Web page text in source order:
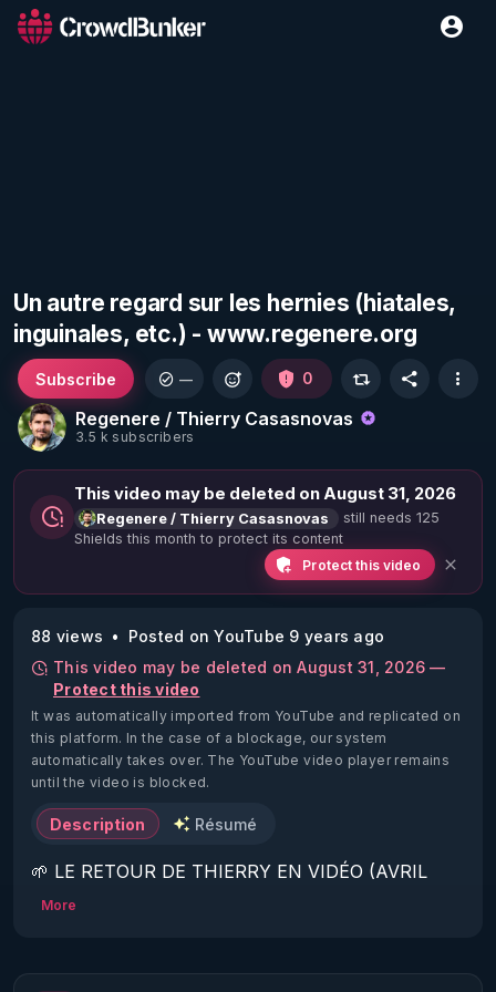
Un autre regard sur les hernies (hiatales,
inguinales, etc.) - www.regenere.org
Regenere / Thierry Casasnovas
3.5 k subscribers
Subscribe — 0
This video may be deleted on August 31, 2026
Regenere / Thierry Casasnovas
still needs 125
Shields this month to protect its content
Protect this video
88 views
Posted on YouTube 9 years ago
This video may be deleted on August 31, 2026 —
Protect this video
It was automatically imported from YouTube and replicated on
this platform. In the case of a blockage, our system
automatically takes over. The YouTube video player remains
until the video is blocked.
Description Résumé
🌱 LE RETOUR DE THIERRY EN VIDÉO (AVRIL
2022)!
https://www.rgnr.fr/presentation.html
More